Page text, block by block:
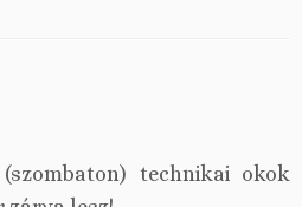
technikai okok